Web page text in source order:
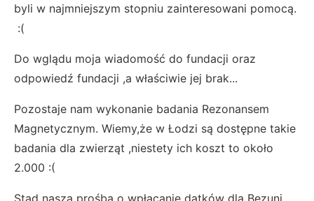
byli w najmniejszym stopniu zainteresowani pomocą.
:(
Do wglądu moja wiadomość do fundacji oraz
odpowiedź fundacji ,a właściwie jej brak...
Pozostaje nam wykonanie badania Rezonansem
Magnetycznym. Wiemy,że w Łodzi są dostępne takie
badania dla zwierząt ,niestety ich koszt to około
2.000 :(
Stąd nasza prośba o wpłacanie datków dla Bezuni.